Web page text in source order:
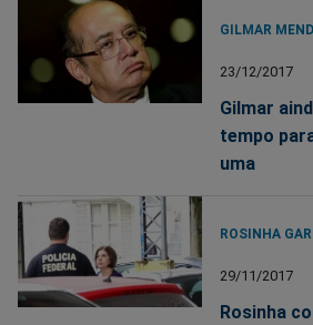
GILMAR
23/12/2017
Gilmar
tempo
uma
ROSINHA
29/11/2017
Rosinha